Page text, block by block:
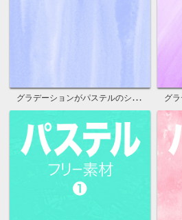
グラデーションがパステルのシンプル壁紙